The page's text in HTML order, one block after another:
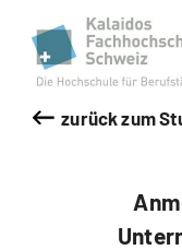
zurück zum